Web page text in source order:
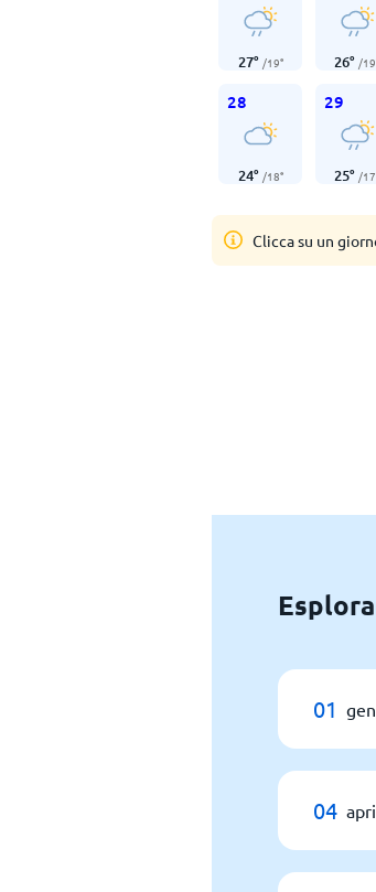
27° /19° 26° /19
28
24° /18°
29
25° /17
Clicca su un
01
04